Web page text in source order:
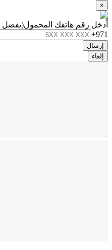
×
أدخل رقم هاتفك المحمول(يفضل
+971
إرسال
إلغاء